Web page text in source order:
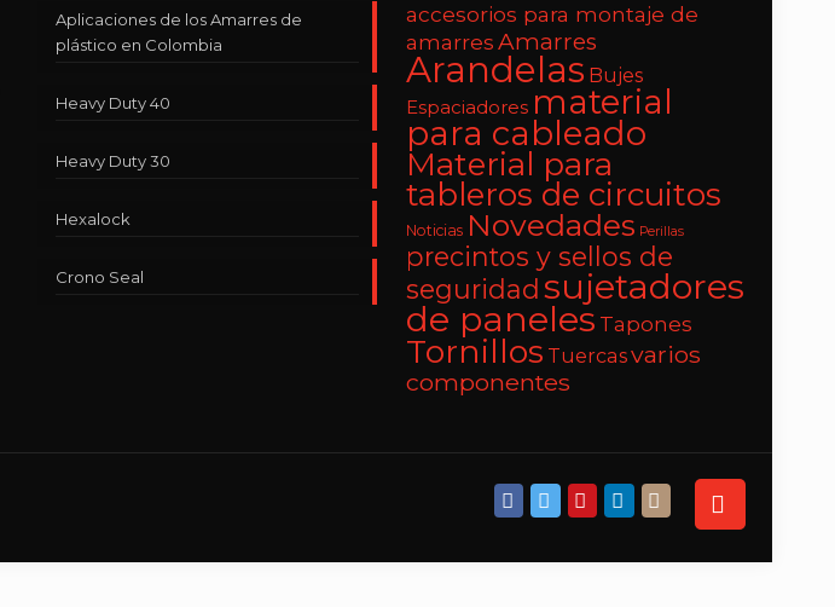
Aplicaciones de los Amarres de
plástico en Colombia
Heavy Duty 40
Heavy Duty 30
Hexalock
Crono Seal
accesorios para montaje de
amarresAmarres
Arandelas Bujes
Espaciadores material
para cableado
Material para
tableros de circuitos
Noticias Novedades Perillas
precintos y sellos de
seguridadsujetadores
de paneles Tapones
Tornillos Tuercasvarios
componentes